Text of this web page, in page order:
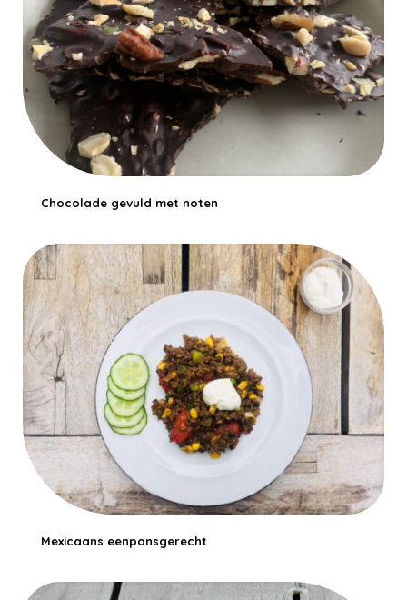
Chocolade gevuld met noten
Mexicaans eenpansgerecht